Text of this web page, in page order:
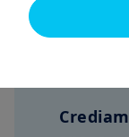
L'accesso, la
legali. Il
notizie, le
i marchi